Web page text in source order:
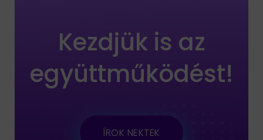
Kezdjük is az
együttműködést!
ÍROK NEKTEK